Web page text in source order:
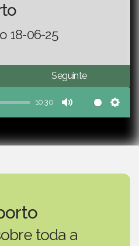
18-06-25
Seguinte
10:30
Mute
toda a